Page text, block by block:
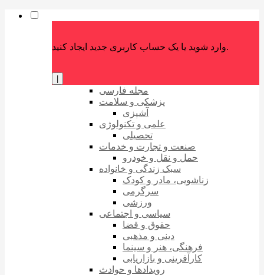
وارد شوید یا یک حساب کاربری جدید ایجاد کنید.
مجله فارسی
پزشکی و سلامت
آشپزی
علمی و تکنولوژی
تحصیلی
صنعت و تجارت و خدمات
حمل و نقل و خودرو
سبک زندگی و خانواده
زناشویی، مادر و کودک
سرگرمی
ورزشی
سیاسی و اجتماعی
حقوق و قضا
دینی و مذهبی
فرهنگی، هنر و سینما
کارآفرینی و بازاریابی
رویدادها و حوادث